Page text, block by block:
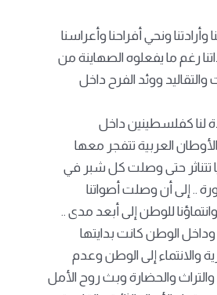
ونحي أفراحنا وأعراسنا
رغم ما يفعلوه الصهاينة من
ووئد الفرح داخل
لنا كفلسطينين داخل
العربية تتفجر معها
تتناثر حتى وصلت كل شبر في
.. إلى أن وصلت أصواتنا
للوطن إلى أبعد مدى ..
الوطن كانت بدايتها
والانتماء إلى الوطن وعدم
والتراث والحضارة وبث روح الأمل